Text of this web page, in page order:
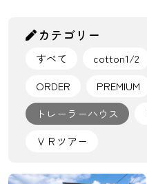
カテゴリー
すべて cotton1/2
ORDER
PREMIUM
トレーラーハウス
ＶＲツアー